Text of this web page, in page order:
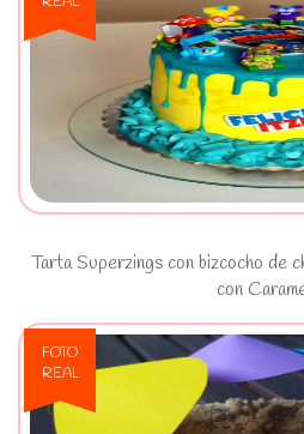
Ver Tarta
bizcocho de
Oreo con
Tarta Superzings con bizcocho de
con
FOTO
REAL